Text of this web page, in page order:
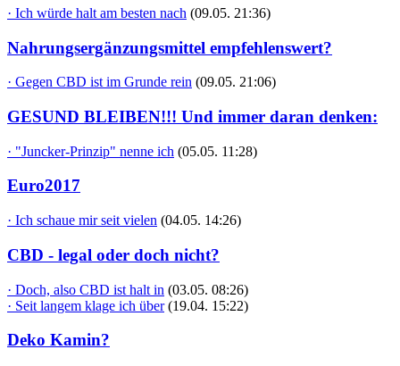
· Ich würde halt am besten nach (09.05. 21:36)
Nahrungsergänzungsmittel empfehlenswert?
· Gegen CBD ist im Grunde rein (09.05. 21:06)
GESUND BLEIBEN!!! Und immer daran denken:
· "Juncker-Prinzip" nenne ich (05.05. 11:28)
Euro2017
· Ich schaue mir seit vielen (04.05. 14:26)
CBD - legal oder doch nicht?
· Doch, also CBD ist halt in (03.05. 08:26)
· Seit langem klage ich über (19.04. 15:22)
Deko Kamin?